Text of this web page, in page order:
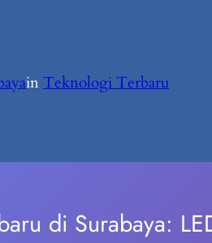
inTeknologi Terbaru
di Surabaya: